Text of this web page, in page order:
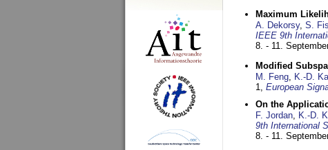
Maximum
A. Dekorsy, S.
IEEE 9th
8. - 11.
Modified
M. Feng, K.-D.
1, European
On the
F. Jordan, K.-D.
9th International
8. - 11.